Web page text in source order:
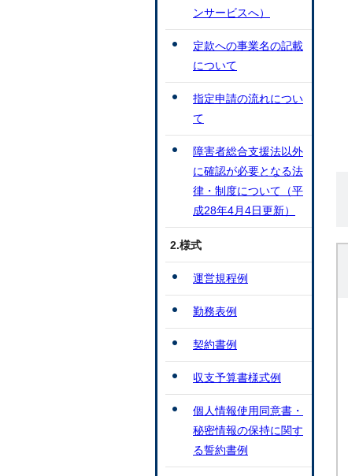
ンサービスへ）
定款への事業名の記載
について
指定申請の流れについ
て
障害者総合支援法以外
に確認が必要となる法
律・制度について（平
成28年4月4日更新）
2.様式
運営規程例
勤務表例
契約書例
収支予算書様式例
個人情報使用同意書・
秘密情報の保持に関す
る誓約書例